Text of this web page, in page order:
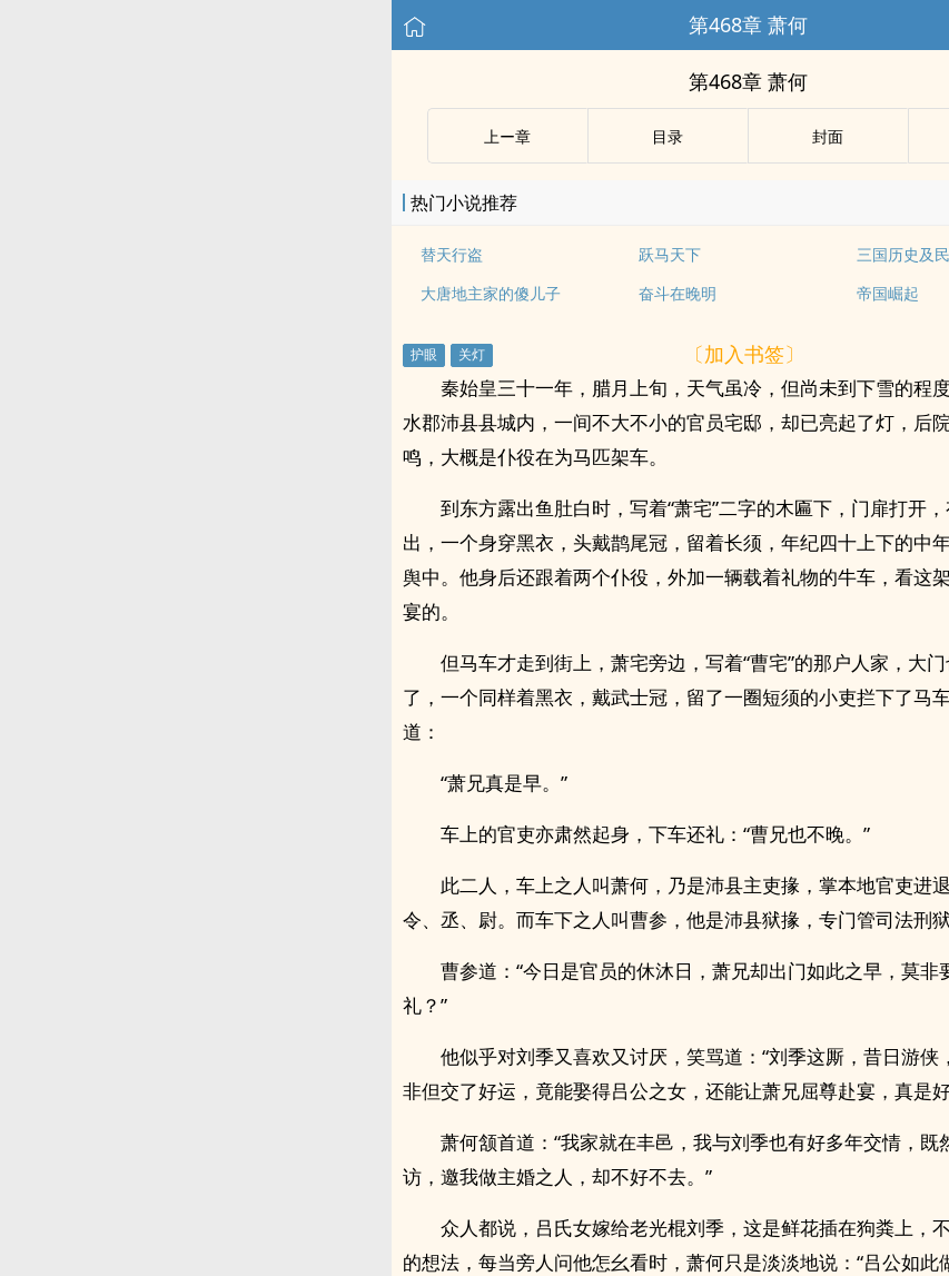
第468章 萧何
第468章 萧何
上ー章 目录 封面
热门小说推荐
替天行盗 跃马天下
三国历史及
大唐地主家的傻儿子
奋斗在晚明 帝国崛起
〔加入书签〕
秦始皇三十一年，腊月上旬，天气虽冷，但尚未到下雪的程
水郡沛县县城内，一间不大不小的官员宅邸，却已亮起了灯，后
鸣，大概是仆役在为马匹架车。
到东方露出鱼肚白时，写着“萧宅”二字的木匾下，门扉打开
出，一个身穿黑衣，头戴鹊尾冠，留着长须，年纪四十上下的中
舆中。他身后还跟着两个仆役，外加一辆载着礼物的牛车，看这
宴的。
但马车才走到街上，萧宅旁边，写着“曹宅”的那户人家，大
了，一个同样着黑衣，戴武士冠，留了一圈短须的小吏拦下了马
道：
“萧兄真是早。”
车上的官吏亦肃然起身，下车还礼：“曹兄也不晚。”
此二人，车上之人叫萧何，乃是沛县主吏掾，掌本地官吏进
令、丞、尉。而车下之人叫曹参，他是沛县狱掾，专门管司法刑狱
曹参道：“今日是官员的休沐日，萧兄却出门如此之早，莫非
礼？”
他似乎对刘季又喜欢又讨厌，笑骂道：“刘季这厮，昔日游侠
非但交了好运，竟能娶得吕公之女，还能让萧兄屈尊赴宴，真是
萧何颔首道：“我家就在丰邑，我与刘季也有好多年交情，既
访，邀我做主婚之人，却不好不去。”
众人都说，吕氏女嫁给老光棍刘季，这是鲜花插在狗粪上，
的想法，每当旁人问他怎幺看时，萧何只是淡淡地说：“吕公如此